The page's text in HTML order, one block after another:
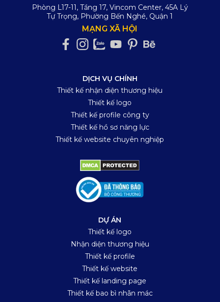
Phòng L17-11, Tầng 17, Vincom Center, 45A Lý
Tự Trọng, Phường Bến Nghé, Quận 1
MẠNG XÃ HỘI
DỊCH VỤ CHÍNH
Thiết kế nhận diện thương hiệu
Thiết kế logo
Thiết kế profile công ty
Thiết kế hồ sơ năng lực
Thiết kế website chuyên nghiệp
DỰ ÁN
Thiết kế logo
Nhận diện thương hiệu
Thiết kế profile
Thiết kế website
Thiết kế landing page
Thiết kế bao bì nhãn mác